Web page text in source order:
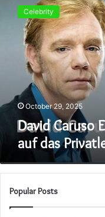
Caruso
Ehepartnerin:
Privatleben
CSI-
Celebrity
October 29, 2025
David Caruso
auf das
Popular Posts